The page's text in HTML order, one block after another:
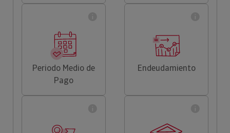
Periodo Medio de
Pago
Endeudamiento